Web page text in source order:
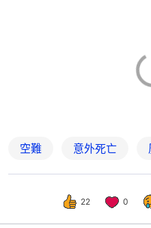
空難 意外死亡
22 0